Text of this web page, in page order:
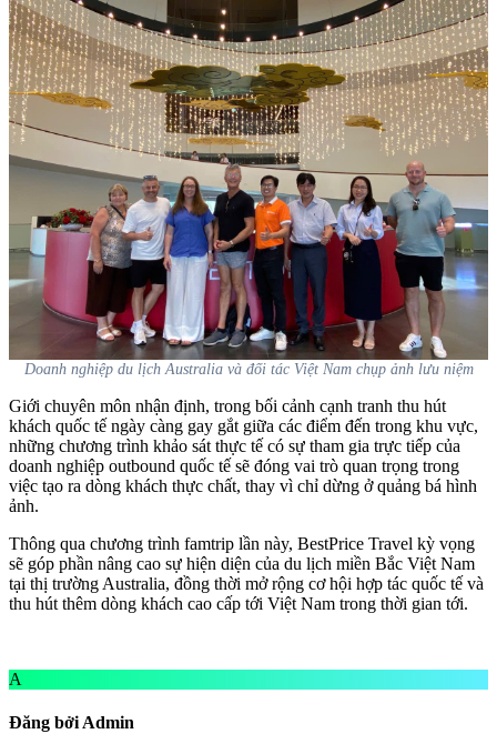
Doanh nghiệp du lịch Australia và đối tác Việt Nam chụp ảnh lưu niệm
Giới chuyên môn nhận định, trong bối cảnh cạnh tranh thu hút
khách quốc tế ngày càng gay gắt giữa các điểm đến trong khu vực,
những chương trình khảo sát thực tế có sự tham gia trực tiếp của
doanh nghiệp outbound quốc tế sẽ đóng vai trò quan trọng trong
việc tạo ra dòng khách thực chất, thay vì chỉ dừng ở quảng bá hình
ảnh.
Thông qua chương trình famtrip lần này, BestPrice Travel kỳ vọng
sẽ góp phần nâng cao sự hiện diện của du lịch miền Bắc Việt Nam
tại thị trường Australia, đồng thời mở rộng cơ hội hợp tác quốc tế và
thu hút thêm dòng khách cao cấp tới Việt Nam trong thời gian tới.
A
Đăng bởi Admin